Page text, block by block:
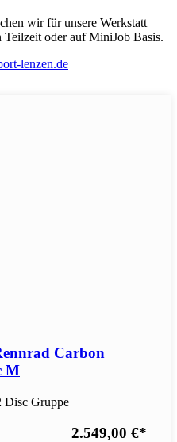
wir für unsere Werkstatt
oder auf MiniJob Basis.
lenzen.de
Carbon
M
Disc Gruppe
2.549,00 €*